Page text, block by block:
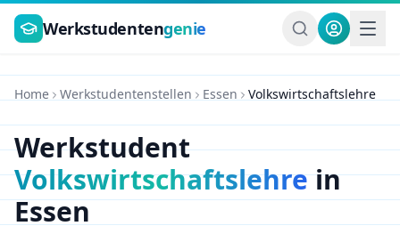
Zum Hauptinhalt springen
Werkstudentengenie
Home Werkstudentenstellen Essen Volkswirtschaftslehre
Werkstudent
Volkswirtschaftslehrein
Essen